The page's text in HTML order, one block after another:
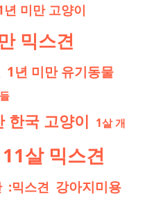
년 미만 고양이
믹스견
1년 미만 유기동물
한국 고양이 1살 개
11살 믹스견
:믹스견 강아지미용